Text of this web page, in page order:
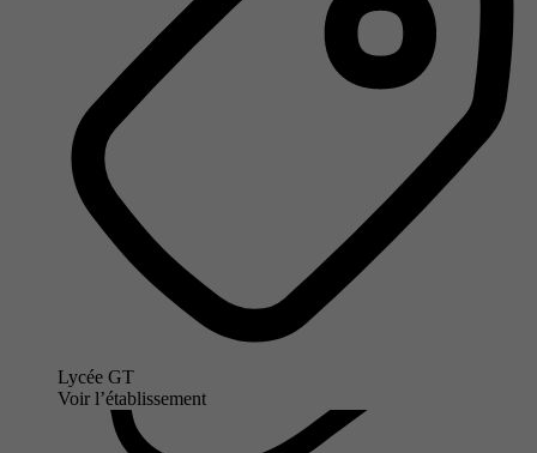
Lycée GT
Voir l’établissement